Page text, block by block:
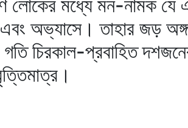
লোকের মধ্যে মন-নামক যে
অভ্যাসে। তাহার জড়
গতি চিরকাল-প্রবাহিত